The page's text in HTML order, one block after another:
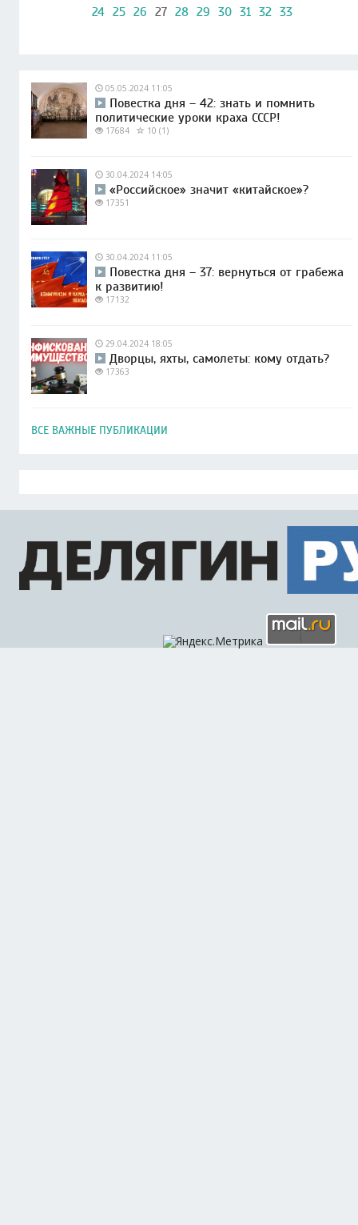
24 25 26 27 28 29 30 31 32 33
05.05.2024 11:05
Повестка дня – 42: знать и помнить
политические уроки краха СССР!
17684 10 (1)
30.04.2024 14:05
«Российское» значит «китайское»?
17351
30.04.2024 11:05
Повестка дня – 37: вернуться от грабежа
к развитию!
17132
29.04.2024 18:05
Дворцы, яхты, самолеты: кому отдать?
17363
ВСЕ ВАЖНЫЕ ПУБЛИКАЦИИ